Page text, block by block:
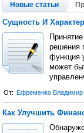
Новые статьи
Сущность И
решения
функция
может
От: Ефременко Владимир
Как Улучшить